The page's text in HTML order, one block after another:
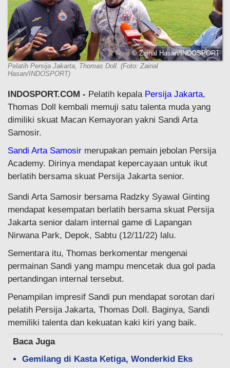
© Zainal Hasan/INDOSPORT
Pelatih Persija Jakarta, Thomas Doll. (Foto: Zainal
Hasan/INDOSPORT)
INDOSPORT.COM - Pelatih kepala Persija Jakarta,
Thomas Doll kembali memuji satu talenta muda yang
dimiliki skuat Macan Kemayoran yakni Sandi Arta
Samosir.
Sandi Arta Samosir merupakan pemain jebolan Persija
Academy. Dirinya mendapat kepercayaan untuk ikut
berlatih bersama skuat Persija Jakarta senior.
Sandi Arta Samosir bersama Radzky Syawal Ginting
mendapat kesempatan berlatih bersama skuat Persija
Jakarta senior dalam internal game di Lapangan
Nirwana Park, Depok, Sabtu (12/11/22) lalu.
Sementara itu, Thomas berkomentar mengenai
permainan Sandi yang mampu mencetak dua gol pada
pertandingan internal tersebut.
Penampilan impresif Sandi pun mendapat sorotan dari
pelatih Persija Jakarta, Thomas Doll. Baginya, Sandi
memiliki talenta dan kekuatan kaki kiri yang baik.
Baca Juga
Gemilang di Kasta Ketiga, Wonderkid Eks